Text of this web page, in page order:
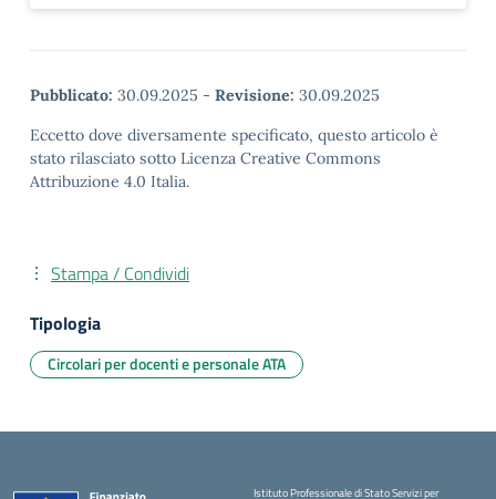
Pubblicato: 30.09.2025 - Revisione: 30.09.2025
Eccetto dove diversamente specificato, questo articolo è
stato rilasciato sotto Licenza Creative Commons
Attribuzione 4.0 Italia.
Stampa / Condividi
Tipologia
Circolari per docenti e personale ATA
Istituto Professionale di Stato Servizi per